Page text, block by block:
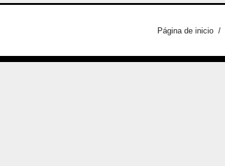
Página de inicio